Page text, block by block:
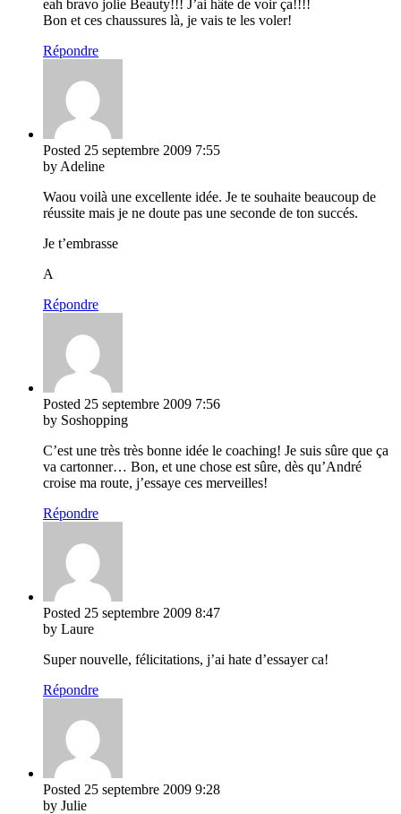
eah bravo jolie Beauty!!! J’ai hâte de voir ça!!!!
Bon et ces chaussures là, je vais te les voler!
Répondre
Posted 25 septembre 2009 7:55
by Adeline
Waou voilà une excellente idée. Je te souhaite beaucoup de
réussite mais je ne doute pas une seconde de ton succés.
Je t’embrasse
A
Répondre
Posted 25 septembre 2009 7:56
by Soshopping
C’est une très très bonne idée le coaching! Je suis sûre que ça
va cartonner… Bon, et une chose est sûre, dès qu’André
croise ma route, j’essaye ces merveilles!
Répondre
Posted 25 septembre 2009 8:47
by Laure
Super nouvelle, félicitations, j’ai hate d’essayer ca!
Répondre
Posted 25 septembre 2009 9:28
by Julie